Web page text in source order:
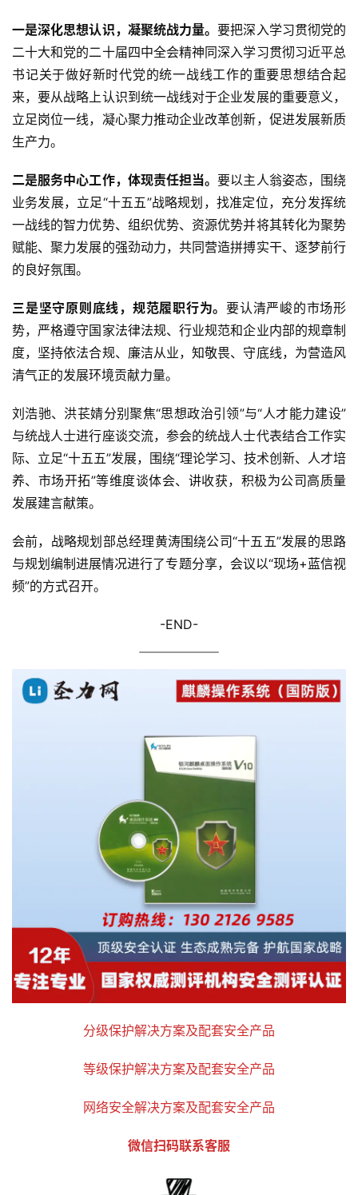
一是深化思想认识，凝聚统战力量。要把深入学习贯彻党的
二十大和党的二十届四中全会精神同深入学习贯彻习近平总
书记关于做好新时代党的统一战线工作的重要思想结合起
来，要从战略上认识到统一战线对于企业发展的重要意义，
立足岗位一线，凝心聚力推动企业改革创新，促进发展新质
生产力。
二是服务中心工作，体现责任担当。要以主人翁姿态，围绕
业务发展，立足“十五五”战略规划，找准定位，充分发挥统
一战线的智力优势、组织优势、资源优势并将其转化为聚势
赋能、聚力发展的强劲动力，共同营造拼搏实干、逐梦前行
的良好氛围。
三是坚守原则底线，规范履职行为。 要认清严峻的市场形
势，严格遵守国家法律法规、行业规范和企业内部的规章制
度，坚持依法合规、廉洁从业，知敬畏、守底线，为营造风
清气正的发展环境贡献力量。
刘浩驰、洪苌婧分别聚焦“思想政治引领”与“人才能力建设”
与统战人士进行座谈交流，参会的统战人士代表结合工作实
际、立足“十五五”发展，围绕“理论学习、技术创新、人才培
养、市场开拓”等维度谈体会、讲收获，积极为公司高质量
发展建言献策。
会前，战略规划部总经理黄涛围绕公司“十五五”发展的思路
与规划编制进展情况进行了专题分享，会议以“现场+蓝信视
频”的方式召开。
-END-
分级保护解决方案及配套安全产品
等级保护解决方案及配套安全产品
网络安全解决方案及配套安全产品
微信扫码联系客服